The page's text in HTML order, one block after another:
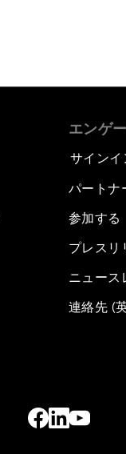
エンゲ
サインイ
パートナ
参加する
プレスリ
ニュース
連絡先 (